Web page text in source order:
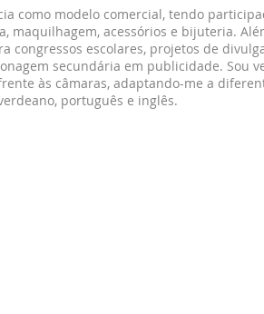
como modelo comercial, tendo
maquilhagem, acessórios e bijuteria.
congressos escolares, projetos de
secundária em publicidade. Sou
às câmaras, adaptando-me a
português e inglês.